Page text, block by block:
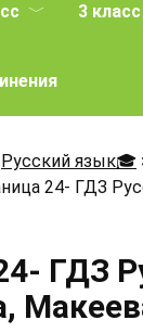
3 класс
Русский язык🎓
24- ГДЗ
ГДЗ